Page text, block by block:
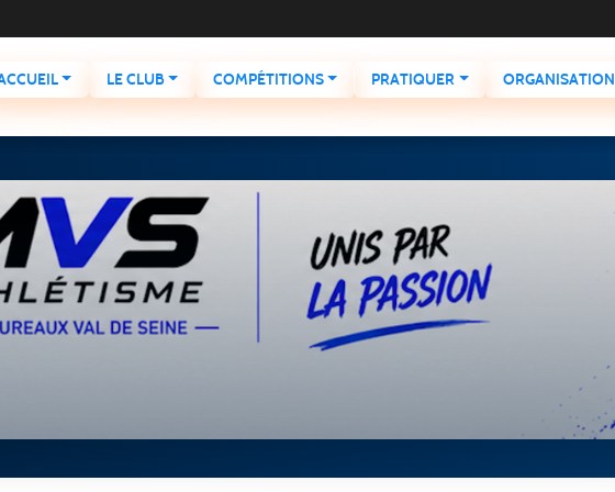
LE CLUB COMPÉTITIONS PRATIQUER ORGANISATION